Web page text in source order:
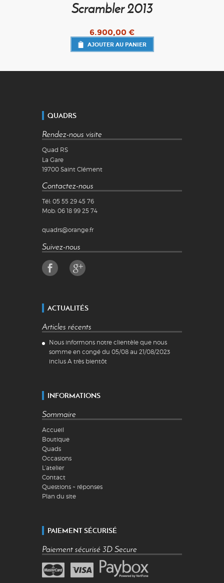
Scrambler 2013
6.900,00 €
AJOUTER AU PANIER
QUADRS
Rendez-nous visite
Quad RS
La Gare
19700 Saint Clément
Contactez-nous
Tél: 05 55 29 45 76
Mob: 06 18 99 25 74
quadrs@orange.fr
Suivez-nous
ACTUALITÉS
Articles récents
Nous informons notre clientèle que nous
somme en congé du 05/08 au 21/08/2023
inclus A très bientôt
INFORMATIONS
Sommaire
Accueil
Boutique
Quads
Occasions
L’atelier
Contact
Questions ~ réponses
Plan du site
PAIEMENT SÉCURISÉ
Paiement sécurisé 3D Secure